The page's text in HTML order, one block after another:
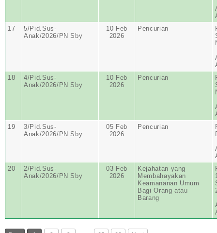
17
5/Pid.Sus-
Anak/2026/PN Sby
10 Feb
2026
Pencurian
18
4/Pid.Sus-
Anak/2026/PN Sby
10 Feb
2026
Pencurian
19
3/Pid.Sus-
Anak/2026/PN Sby
05 Feb
2026
Pencurian
20
2/Pid.Sus-
Anak/2026/PN Sby
03 Feb
2026
Kejahatan yang
Membahayakan
Keamananan Umum
Bagi Orang atau
Barang